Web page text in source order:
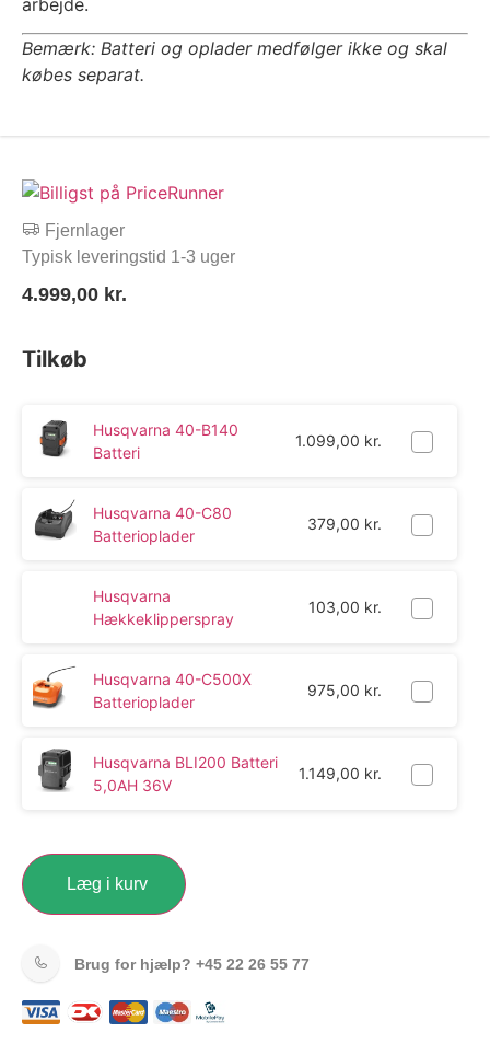
Bemærk: Batteri og oplader medfølger ikke og skal
købes separat.
Fjernlager
Typisk leveringstid 1-3 uger
4.999,00 kr.
Tilkøb
Husqvarna 40-B140
Batteri
1.099,00 kr.
Husqvarna 40-C80
Batterioplader
379,00 kr.
Husqvarna
Hækkeklipperspray
103,00 kr.
Husqvarna 40-C500X
Batterioplader
975,00 kr.
Husqvarna BLI200 Batteri
5,0AH 36V
1.149,00 kr.
Læg i kurv
Brug for hjælp? +45 22 26 55 77